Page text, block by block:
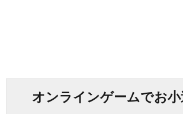
オンラインゲームでお